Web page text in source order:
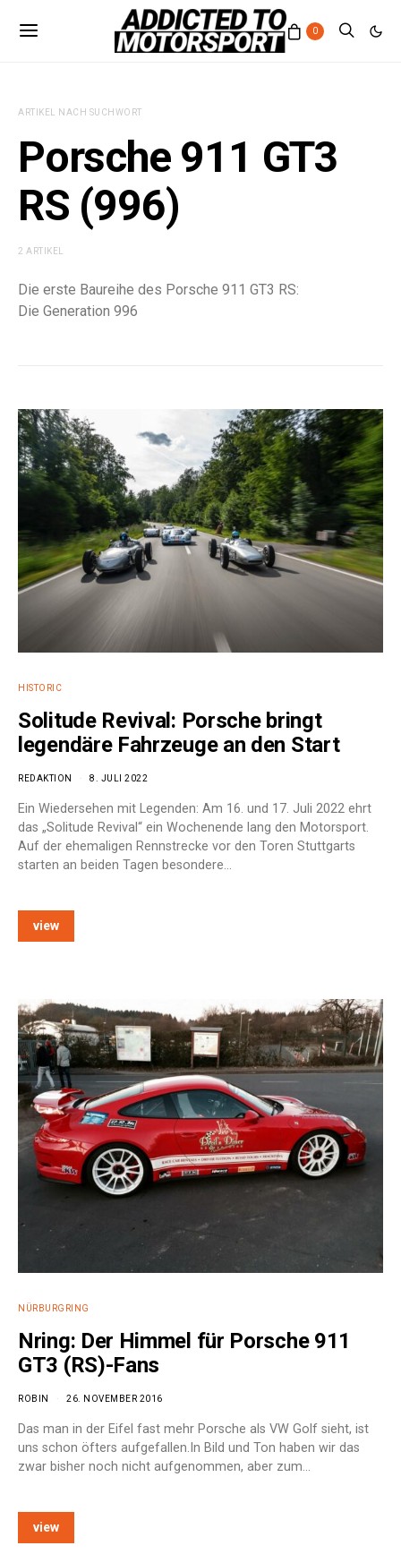
0
ARTIKEL NACH SUCHWORT
Porsche 911 GT3
RS (996)
2 ARTIKEL
Die erste Baureihe des Porsche 911 GT3 RS:
Die Generation 996
HISTORIC
Solitude Revival: Porsche bringt
legendäre Fahrzeuge an den Start
REDAKTION 8. JULI 2022
Ein Wiedersehen mit Legenden: Am 16. und 17. Juli 2022 ehrt
das „Solitude Revival“ ein Wochenende lang den Motorsport.
Auf der ehemaligen Rennstrecke vor den Toren Stuttgarts
starten an beiden Tagen besondere…
view
NÜRBURGRING
Nring: Der Himmel für Porsche 911
GT3 (RS)-Fans
ROBIN 26. NOVEMBER 2016
Das man in der Eifel fast mehr Porsche als VW Golf sieht, ist
uns schon öfters aufgefallen.In Bild und Ton haben wir das
zwar bisher noch nicht aufgenommen, aber zum…
view